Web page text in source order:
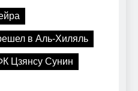
в Аль-Хиляль
Цзянсу Сунин